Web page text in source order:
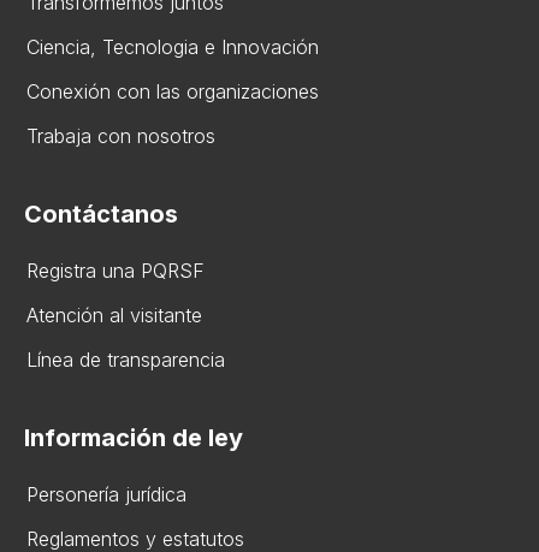
Ciencia, Tecnologia e Innovación
Conexión con las organizaciones
Trabaja con nosotros
Contáctanos
Registra una PQRSF
Atención al visitante
Línea de transparencia
Información de ley
Personería jurídica
Reglamentos y estatutos